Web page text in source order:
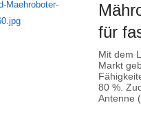
für
Mit dem
Markt
80 %.
Antenne